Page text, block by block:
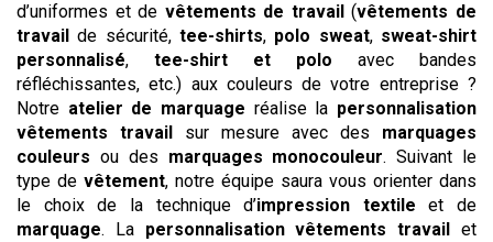
d’uniformes et de vêtements de travail(vêtements de
travail de sécurité, tee-shirts, polo sweat, sweat-shirt
personnalisé, tee-shirt et polo avec bandes
réfléchissantes, etc.) aux couleurs de votre entreprise ?
Notre atelier de marquage réalise la personnalisation
vêtements travail sur mesure avec des marquages
couleurs ou des marquages monocouleur. Suivant le
type de vêtement, notre équipe saura vous orienter dans
le choix de la technique d’impression textile et de
marquage. La personnalisation vêtements travail et